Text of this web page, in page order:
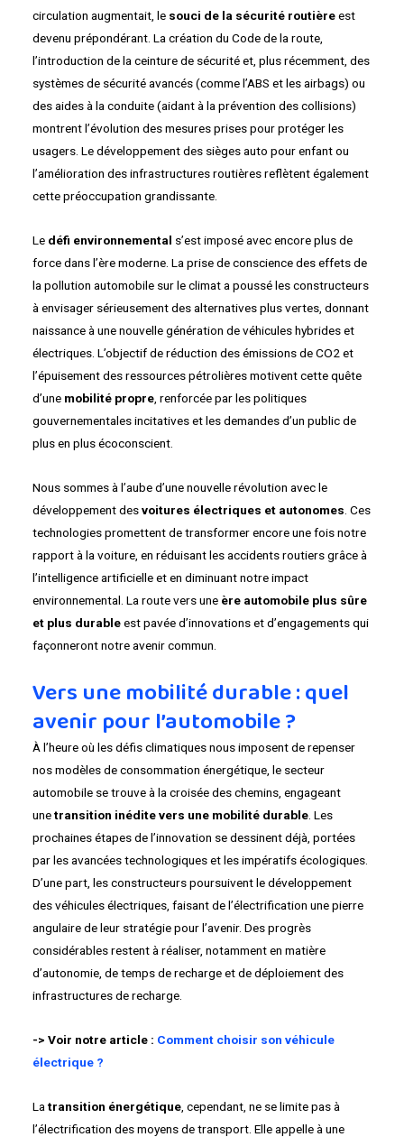
circulation augmentait, le souci de la sécurité routièreest
devenu prépondérant. La création du Code de la route,
l’introduction de la ceinture de sécurité et, plus récemment, des
systèmes de sécurité avancés (comme l’ABS et les airbags) ou
des aides à la conduite (aidant à la prévention des collisions)
montrent l’évolution des mesures prises pour protéger les
usagers. Le développement des sièges auto pour enfant ou
l’amélioration des infrastructures routières reflètent également
cette préoccupation grandissante.
Le défi environnemental s’est imposé avec encore plus de
force dans l’ère moderne. La prise de conscience des effets de
la pollution automobile sur le climat a poussé les constructeurs
à envisager sérieusement des alternatives plus vertes, donnant
naissance à une nouvelle génération de véhicules hybrides et
électriques. L’objectif de réduction des émissions de CO2 et
l’épuisement des ressources pétrolières motivent cette quête
d’une mobilité propre, renforcée par les politiques
gouvernementales incitatives et les demandes d’un public de
plus en plus écoconscient.
Nous sommes à l’aube d’une nouvelle révolution avec le
développement desvoitures électriques et autonomes . Ces
technologies promettent de transformer encore une fois notre
rapport à la voiture, en réduisant les accidents routiers grâce à
l’intelligence artificielle et en diminuant notre impact
environnemental. La route vers une ère automobile plus sûre
et plus durableest pavée d’innovations et d’engagements qui
façonneront notre avenir commun.
Vers une mobilité durable : quel
avenir pour l’automobile ?
À l’heure où les défis climatiques nous imposent de repenser
nos modèles de consommation énergétique, le secteur
automobile se trouve à la croisée des chemins, engageant
unetransition inédite vers une mobilité durable. Les
prochaines étapes de l’innovation se dessinent déjà, portées
par les avancées technologiques et les impératifs écologiques.
D’une part, les constructeurs poursuivent le développement
des véhicules électriques, faisant de l’électrification une pierre
angulaire de leur stratégie pour l’avenir. Des progrès
considérables restent à réaliser, notamment en matière
d’autonomie, de temps de recharge et de déploiement des
infrastructures de recharge.
-> Voir notre article : Comment choisir son véhicule
électrique ?
La transition énergétique, cependant, ne se limite pas à
l’électrification des moyens de transport. Elle appelle à une